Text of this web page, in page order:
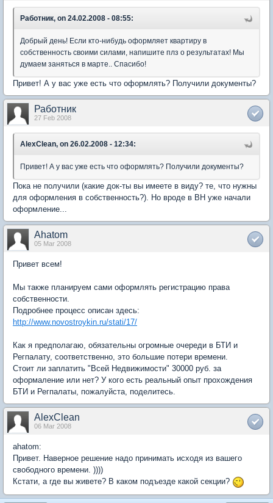
Работник, on 24.02.2008 - 08:55:
Добрый день! Если кто-нибудь оформляет квартиру в
собственность своими силами, напишите плз о результатах! Мы
думаем заняться в марте.. Спасибо!
Привет! А у вас уже есть что оформлять? Получили документы?
Работник
27 Feb 2008
AlexClean, on 26.02.2008 - 12:34:
Привет! А у вас уже есть что оформлять? Получили документы?
Пока не получили (какие док-ты вы имеете в виду? те, что нужны
для оформления в собственность?). Но вроде в ВН уже начали
оформление...
Ahatom
05 Mar 2008
Привет всем!
Мы также планируем сами оформлять регистрацию права
собственности.
Подробнее процесс описан здесь:
http://www.novostroykin.ru/stati/17/
Как я предполагаю, обязательны огромные очереди в БТИ и
Регпалату, соответственно, это большие потери времени.
Стоит ли заплатить "Всей Недвижимости" 30000 руб. за
оформаление или нет? У кого есть реальный опыт прохождения
БТИ и Регпалаты, пожалуйста, поделитесь.
AlexClean
06 Mar 2008
ahatom:
Привет. Наверное решение надо принимать исходя из вашего
свободного времени. ))))
Кстати, а где вы живете? В каком подъезде какой секции?